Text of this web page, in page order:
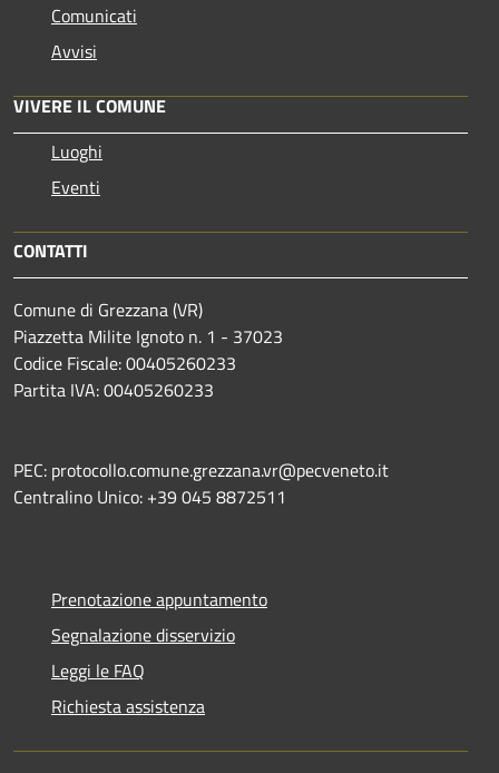
Comunicati
Avvisi
VIVERE IL COMUNE
Luoghi
Eventi
CONTATTI
Comune di Grezzana (VR)
Piazzetta Milite Ignoto n. 1 - 37023
Codice Fiscale: 00405260233
Partita IVA: 00405260233
PEC: protocollo.comune.grezzana.vr@pecveneto.it
Centralino Unico: +39 045 8872511
Prenotazione appuntamento
Segnalazione disservizio
Leggi le FAQ
Richiesta assistenza